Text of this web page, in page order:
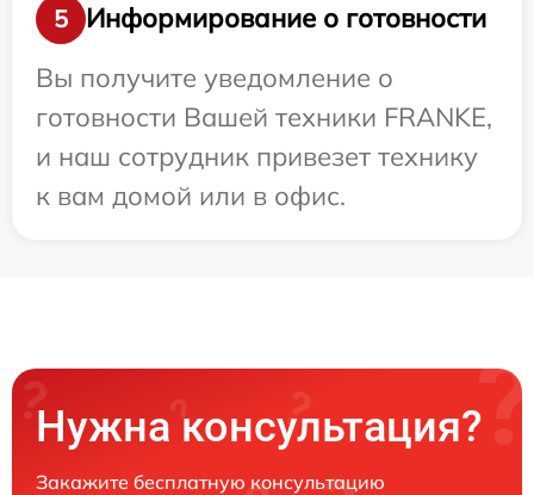
5
Информирование о готовности
Вы получите уведомление о
готовности Вашей техники FRANKE,
и наш сотрудник привезет технику
к вам домой или в офис.
Нужна консультация?
Закажите бесплатную консультацию